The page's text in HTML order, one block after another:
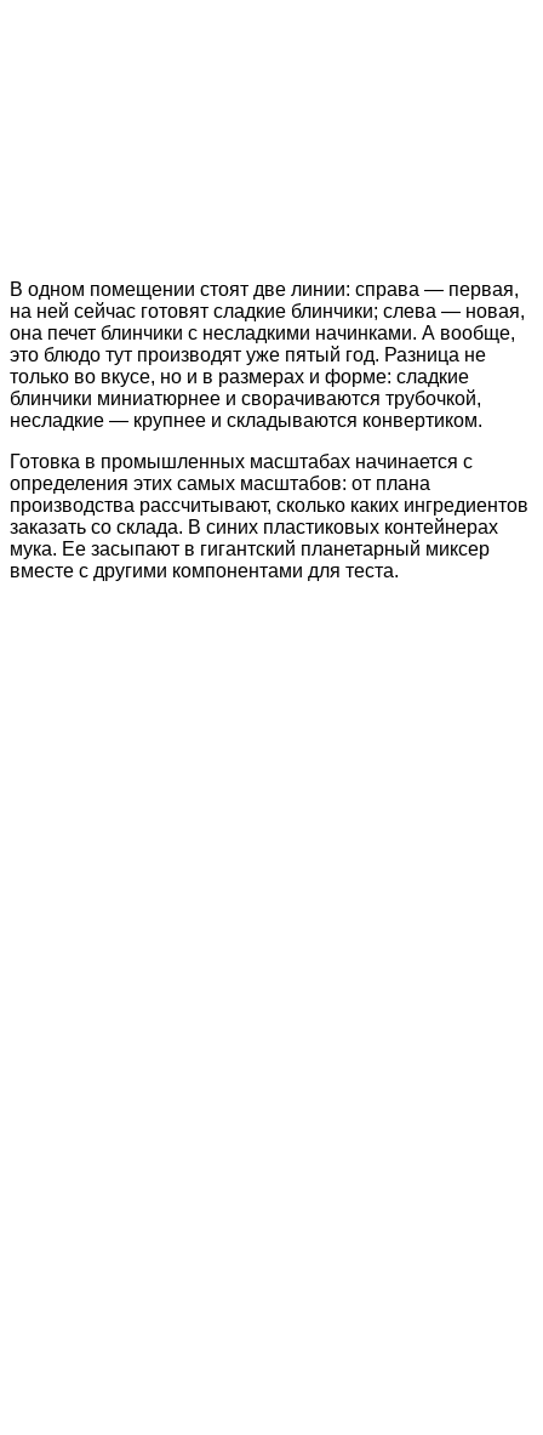
В одном помещении стоят две линии: справа — первая,
на ней сейчас готовят сладкие блинчики; слева — новая,
она печет блинчики с несладкими начинками. А вообще,
это блюдо тут производят уже пятый год. Разница не
только во вкусе, но и в размерах и форме: сладкие
блинчики миниатюрнее и сворачиваются трубочкой,
несладкие — крупнее и складываются конвертиком.
Готовка в промышленных масштабах начинается с
определения этих самых масштабов: от плана
производства рассчитывают, сколько каких ингредиентов
заказать со склада. В синих пластиковых контейнерах
мука. Ее засыпают в гигантский планетарный миксер
вместе с другими компонентами для теста.